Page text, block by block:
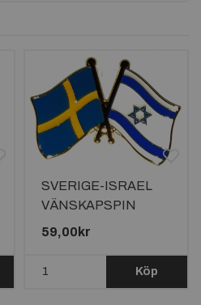
SVERIGE-ISRAEL
VÄNSKAPSPIN
59,00kr
Köp